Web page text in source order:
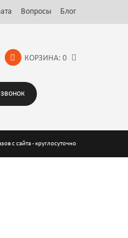
Вопросы Блог
КОРЗИНА: 0
с сайта - круглосуточно